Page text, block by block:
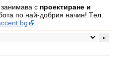
с проектиране и
по най-добрия начин! Tел.